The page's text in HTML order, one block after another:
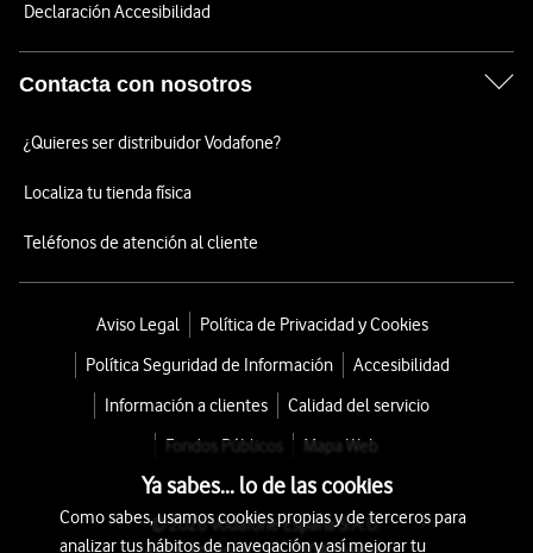
Declaración Accesibilidad
Contacta con nosotros
¿Quieres ser distribuidor Vodafone?
Localiza tu tienda física
Teléfonos de atención al cliente
Aviso Legal
Política de Privacidad y Cookies
Política Seguridad de Información
Accesibilidad
Información a clientes
Calidad del servicio
Fondos Públicos
Mapa Web
© 2026 Vodafone España S.A.U.
Ya sabes... lo de las cookies
Como sabes, usamos cookies propias y de terceros para
analizar tus hábitos de navegación y así mejorar tu